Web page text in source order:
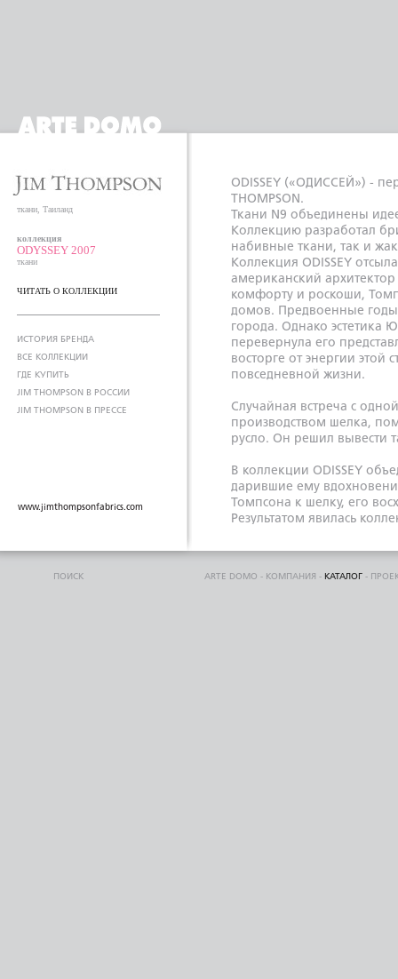
ткани, Таиланд
коллекция
ODYSSEY 2007
ткани
ЧИТАТЬ О КОЛЛЕКЦИИ
ИСТОРИЯ БРЕНДА
ВСЕ КОЛЛЕКЦИИ
ГДЕ КУПИТЬ
JIM THOMPSON В РОССИИ
JIM THOMPSON В ПРЕССЕ
www.jimthompsonfabrics.com
ПОИСК
ODISSEY («ОДИССЕЙ») -
THOMPSON.
Ткани N9 объединены
Коллекцию разработал
набивные ткани, так и
Коллекция ODISSEY
американский
комфорту и роскоши,
домов. Предвоенные годы
города. Однако эстетика
перевернула его
восторге от энергии этой
повседневной жизни.
Случайная встреча с
производством шелка,
русло. Он решил вывести
В коллекции ODISSEY
дарившие ему
Томпсона к шелку, его
Результатом явилась
ткани широкого спектра
пламенеющих алых,
ARTE DOMO - КОМПАНИЯ - КАТАЛОГ -